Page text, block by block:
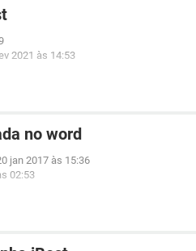
2021 às 14:53
no word
jan 2017 às 15:36
02:53